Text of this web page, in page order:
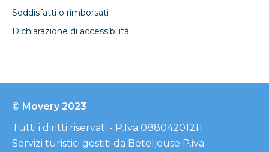
Soddisfatti o rimborsati
Dichiarazione di accessibilità
© Movery 2023
Tutti i diritti riservati - P.Iva 08804201211
Servizi turistici gestiti da Beteljeuse P.iva: